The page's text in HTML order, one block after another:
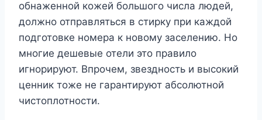
обнаженной кожей большого числа людей,
должно отправляться в стирку при каждой
подготовке номера к новому заселению. Но
многие дешевые отели это правило
игнорируют. Впрочем, звездность и высокий
ценник тоже не гарантируют абсолютной
чистоплотности.